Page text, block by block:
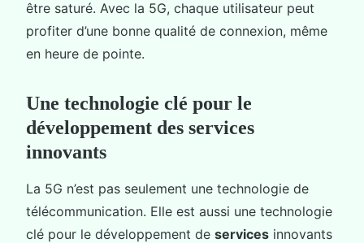
être saturé. Avec la 5G, chaque utilisateur peut
profiter d’une bonne qualité de connexion, même
en heure de pointe.
Une technologie clé pour le
développement des services
innovants
La 5G n’est pas seulement une technologie de
télécommunication. Elle est aussi une technologie
clé pour le développement de services innovants